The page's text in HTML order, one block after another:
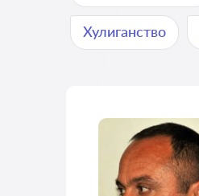
Хулиганство